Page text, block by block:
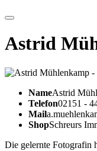
Astrid
NameAstrid
Telefon02151 -
Mail
ShopSchreurs
Die gelernte Fotografin